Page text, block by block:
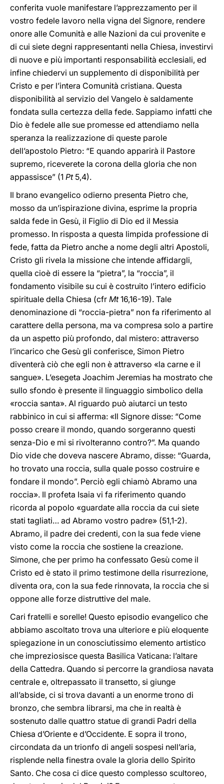
conferita vuole manifestare l’apprezzamento per il
vostro fedele lavoro nella vigna del Signore, rendere
onore alle Comunità e alle Nazioni da cui provenite e
di cui siete degni rappresentanti nella Chiesa, investirvi
di nuove e più importanti responsabilità ecclesiali, ed
infine chiedervi un supplemento di disponibilità per
Cristo e per l’intera Comunità cristiana. Questa
disponibilità al servizio del Vangelo è saldamente
fondata sulla certezza della fede. Sappiamo infatti che
Dio è fedele alle sue promesse ed attendiamo nella
speranza la realizzazione di queste parole
dell’apostolo Pietro: “E quando apparirà il Pastore
supremo, riceverete la corona della gloria che non
appassisce” (1 Pt5,4).
Il brano evangelico odierno presenta Pietro che,
mosso da un’ispirazione divina, esprime la propria
salda fede in Gesù, il Figlio di Dio ed il Messia
promesso. In risposta a questa limpida professione di
fede, fatta da Pietro anche a nome degli altri Apostoli,
Cristo gli rivela la missione che intende affidargli,
quella cioè di essere la “pietra”, la “roccia”, il
fondamento visibile su cui è costruito l’intero edificio
spirituale della Chiesa (cfr Mt16,16-19). Tale
denominazione di “roccia-pietra” non fa riferimento al
carattere della persona, ma va compresa solo a partire
da un aspetto più profondo, dal mistero: attraverso
l’incarico che Gesù gli conferisce, Simon Pietro
diventerà ciò che egli non è attraverso «la carne e il
sangue». L’esegeta Joachim Jeremias ha mostrato che
sullo sfondo è presente il linguaggio simbolico della
«roccia santa». Al riguardo può aiutarci un testo
rabbinico in cui si afferma: «Il Signore disse: “Come
posso creare il mondo, quando sorgeranno questi
senza-Dio e mi si rivolteranno contro?”. Ma quando
Dio vide che doveva nascere Abramo, disse: “Guarda,
ho trovato una roccia, sulla quale posso costruire e
fondare il mondo”. Perciò egli chiamò Abramo una
roccia». Il profeta Isaia vi fa riferimento quando
ricorda al popolo «guardate alla roccia da cui siete
stati tagliati… ad Abramo vostro padre» (51,1-2).
Abramo, il padre dei credenti, con la sua fede viene
visto come la roccia che sostiene la creazione.
Simone, che per primo ha confessato Gesù come il
Cristo ed è stato il primo testimone della risurrezione,
diventa ora, con la sua fede rinnovata, la roccia che si
oppone alle forze distruttive del male.
Cari fratelli e sorelle! Questo episodio evangelico che
abbiamo ascoltato trova una ulteriore e più eloquente
spiegazione in un conosciutissimo elemento artistico
che impreziosisce questa Basilica Vaticana: l’altare
della Cattedra. Quando si percorre la grandiosa navata
centrale e, oltrepassato il transetto, si giunge
all’abside, ci si trova davanti a un enorme trono di
bronzo, che sembra librarsi, ma che in realtà è
sostenuto dalle quattro statue di grandi Padri della
Chiesa d’Oriente e d’Occidente. E sopra il trono,
circondata da un trionfo di angeli sospesi nell’aria,
risplende nella finestra ovale la gloria dello Spirito
Santo. Che cosa ci dice questo complesso scultoreo,